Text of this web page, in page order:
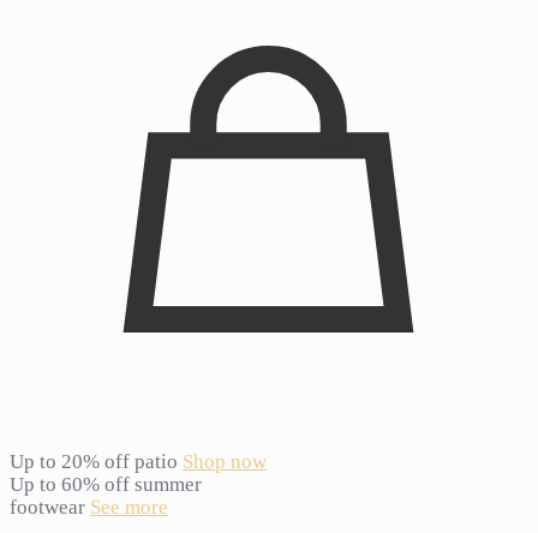
Up to 20% off patio Shop now
Up to 60% off summer
footwear See more